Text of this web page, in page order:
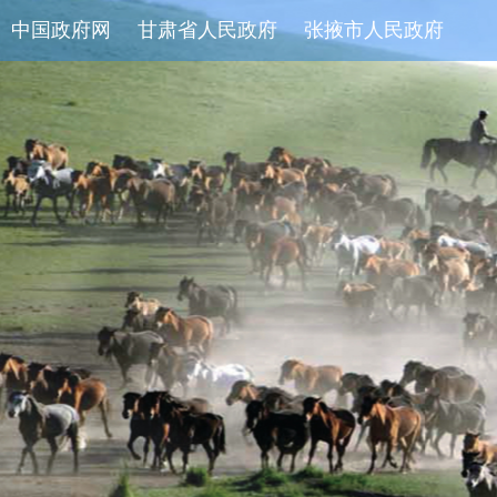
中国政府网 甘肃省人民政府 张掖市人民政府